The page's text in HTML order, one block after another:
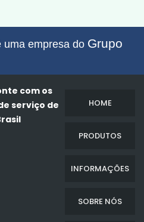
uma empresa do Grupo
com os
serviço de
HOME
PRODUTOS
INFORMAÇÕES
SOBRE NÓS